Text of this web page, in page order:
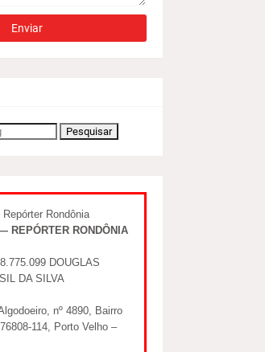
REPÓRTER RONDÔNIA
DOUGLAS
DA SILVA
nº 4890, Bairro
114, Porto Velho –